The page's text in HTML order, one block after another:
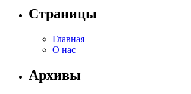
Страницы
Главная
О нас
Архивы